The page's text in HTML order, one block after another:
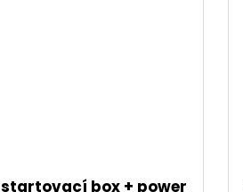
startovací box + power